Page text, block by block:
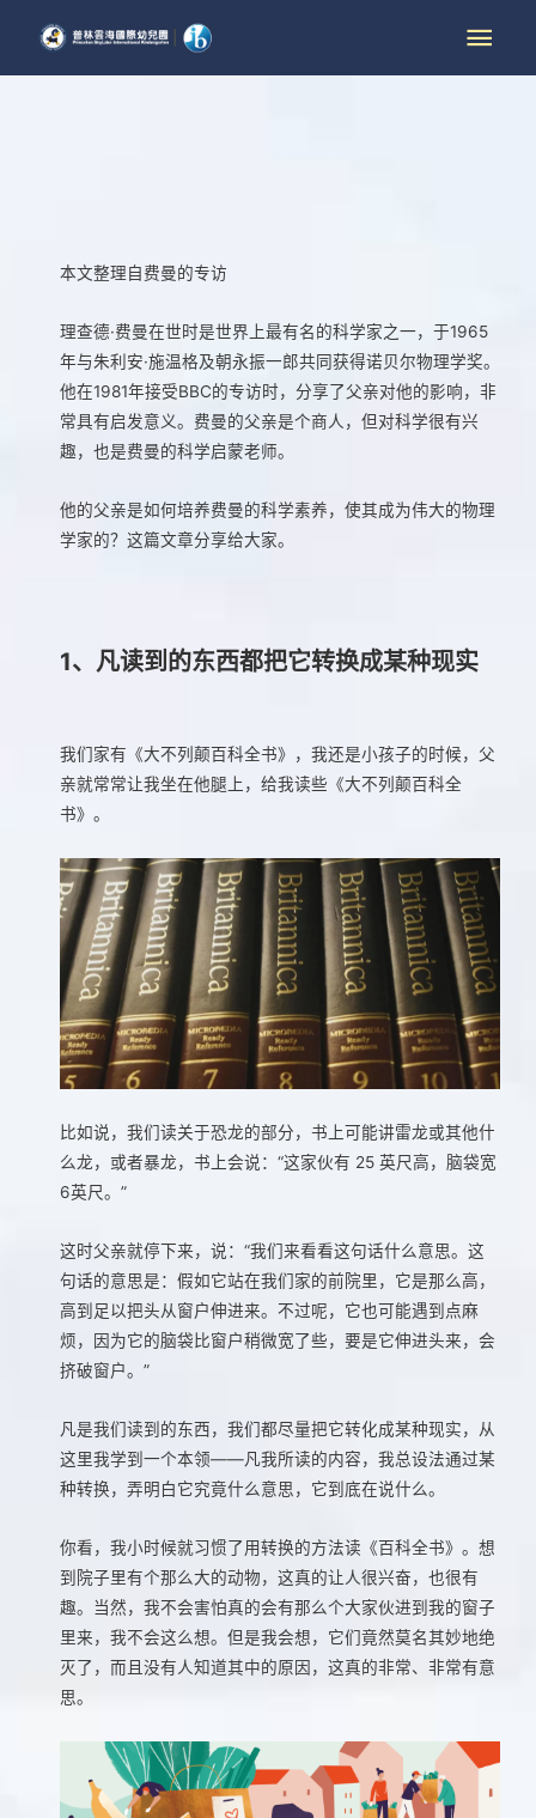
本文整理自费曼的专访
理查德·费曼在世时是世界上最有名的科学家之一，于1965
年与朱利安·施温格及朝永振一郎共同获得诺贝尔物理学奖。
他在1981年接受BBC的专访时，分享了父亲对他的影响，非
常具有启发意义。费曼的父亲是个商人，但对科学很有兴
趣，也是费曼的科学启蒙老师。
他的父亲是如何培养费曼的科学素养，使其成为伟大的物理
学家的？这篇文章分享给大家。
1、凡读到的东西都把它转换成某种现实
我们家有《大不列颠百科全书》，我还是小孩子的时候，父
亲就常常让我坐在他腿上，给我读些《大不列颠百科全
书》。
比如说，我们读关于恐龙的部分，书上可能讲雷龙或其他什
么龙，或者暴龙，书上会说：“这家伙有 25 英尺高，脑袋宽
6英尺。”
这时父亲就停下来，说：“我们来看看这句话什么意思。这
句话的意思是：假如它站在我们家的前院里，它是那么高，
高到足以把头从窗户伸进来。不过呢，它也可能遇到点麻
烦，因为它的脑袋比窗户稍微宽了些，要是它伸进头来，会
挤破窗户。”
凡是我们读到的东西，我们都尽量把它转化成某种现实，从
这里我学到一个本领——凡我所读的内容，我总设法通过某
种转换，弄明白它究竟什么意思，它到底在说什么。
你看，我小时候就习惯了用转换的方法读《百科全书》。想
到院子里有个那么大的动物，这真的让人很兴奋，也很有
趣。当然，我不会害怕真的会有那么个大家伙进到我的窗子
里来，我不会这么想。但是我会想，它们竟然莫名其妙地绝
灭了，而且没有人知道其中的原因，这真的非常、非常有意
思。